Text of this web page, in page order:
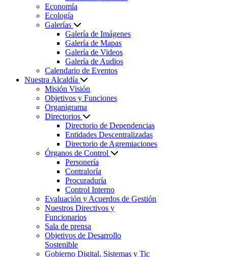
Economía
Ecología
Galerías
Galería de Imágenes
Galería de Mapas
Galería de Videos
Galería de Audios
Calendario de Eventos
Nuestra Alcaldía
Misión Visión
Objetivos y Funciones
Organigrama
Directorios
Directorio de Dependencias
Entidades Descentralizadas
Directorio de Agremiaciones
Órganos de Control
Personería
Contraloría
Procuraduría
Control Interno
Evaluación y Acuerdos de Gestión
Nuestros Directivos y
Funcionarios
Sala de prensa
Objetivos de Desarrollo
Sostenible
Gobierno Digital, Sistemas y Tic